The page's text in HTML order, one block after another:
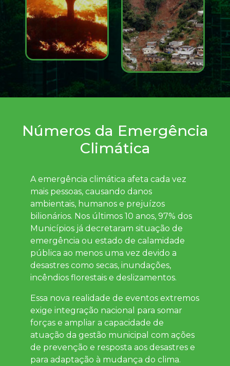
Números da Emergência
Climática
A emergência climática afeta cada vez
mais pessoas, causando danos
ambientais, humanos e prejuízos
bilionários. Nos últimos 10 anos, 97% dos
Municípios já decretaram situação de
emergência ou estado de calamidade
pública ao menos uma vez devido a
desastres como secas, inundações,
incêndios florestais e deslizamentos.
Essa nova realidade de eventos extremos
exige integração nacional para somar
forças e ampliar a capacidade de
atuação da gestão municipal com ações
de prevenção e resposta aos desastres e
para adaptação à mudança do clima.